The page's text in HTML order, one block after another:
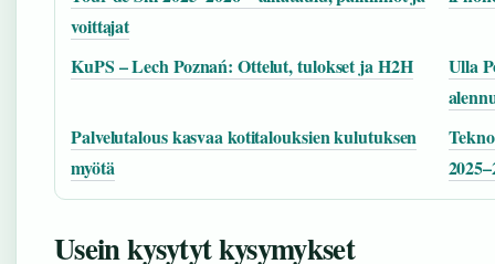
voittajat
KuPS – Lech Poznań: Ottelut, tulokset ja H2H
Ulla
Palvelutalous kasvaa kotitalouksien kulutuksen
myötä
Usein kysytyt kysymykset